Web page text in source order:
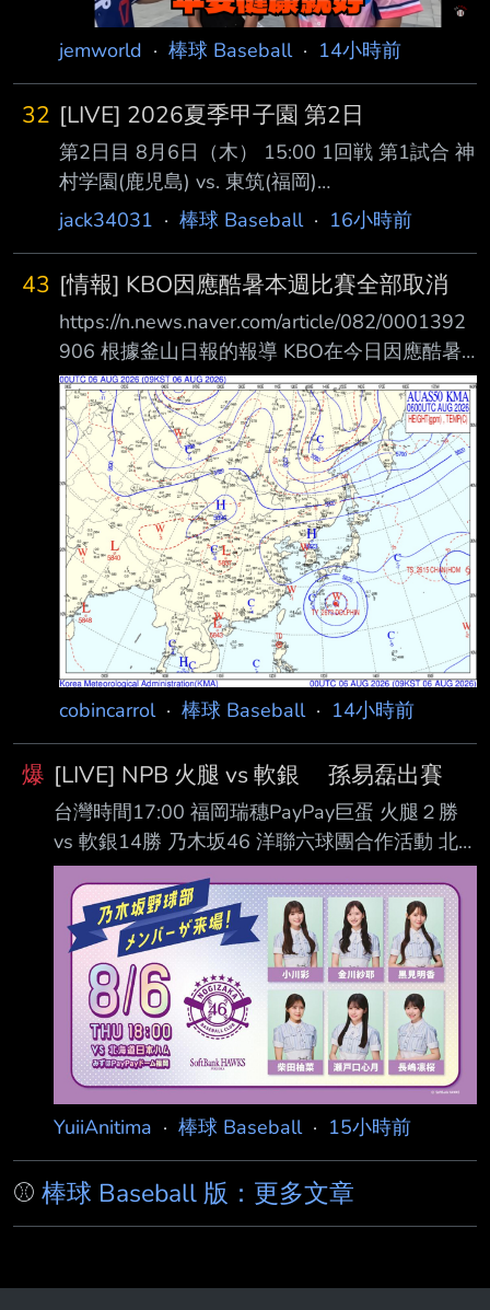
進球場感受熱血氛 圍，也能成為預防老年憂鬱
的新方法，每月到現場觀賽1至3次，憂鬱風險可
憂鬱症多發生於65
jemworld · 棒球 Baseball· 14小時前
32 [LIVE] 2026夏季甲子園 第2日
第2日目 8月6日（木） 15:00 1回戦 第1試合 神
村学園(鹿児島) vs. 東筑(福岡)
https://sports.yahoo.co.jp/livestream/vk/hsb/20
ファー(静岡) vs. 佐野日大(栃木)
https://sports.yahoo.co.jp/livestream/vk/hsb/20
21048482 夏の甲子園対戦カードと注目選手
https://www.draft-kaigi.jp/highschoo
jack34031 · 棒球 Baseball· 16小時前
43 [情報] KBO因應酷暑本週比賽全部取消
https://n.news.naver.com/article/082/0001392
906 根據釜山日報的報導 KBO在今日因應酷暑
展開的會議 本週的比賽將全數取消 之後的比賽
不論平日週末都將延至1900開賽（高尺蛋除
外） 且比賽中途將新增降溫休息 此項措施預計
持續到9月6日 先前在仁川球場舉行的 LG VS
SSG之戰 有觀眾看球看到一半疑似心臟奏停
（23歲 李某） 現在確定23歲李先生確定是酷暑
脫水導致昏厥 李先生也已在今日康復出院 --
cobincarrol· 棒球 Baseball· 14小時前
爆 [LIVE] NPB 火腿 vs 軟銀 孫易磊出賽
台灣時間17:00 福岡瑞穗PayPay巨蛋 火腿２勝
vs 軟銀14勝 乃木坂46 洋聯六球團合作活動 北
海道日本火腿鬥士 (56-45) AVG OBP SLG OPS
HR RBI PA １. 水野達稀 (L) SS .293 .339 .453
.791 8 35 399 ２. 五十幡亮汰 (L) CF .203 .227
.250 .477 0 1 70 ３. 万波中正 (R) RF .270 .339
.493 .831 20 49 382 ４. Franmil Reyes (R) DH
YuiiAnitima · 棒球 Baseball· 15小時前
⚾ 棒球 Baseball 版：更多文章